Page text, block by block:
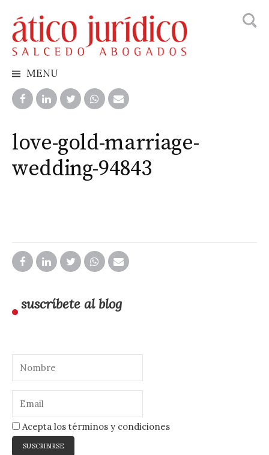
to
content
MENU
love-gold-marriage-
wedding-94843
suscríbete al blog
Acepta los términos y condiciones